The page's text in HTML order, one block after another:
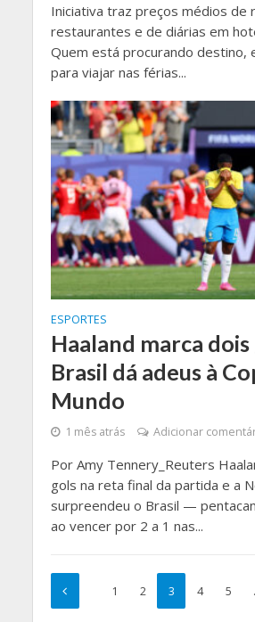
Iniciativa traz preços médios de
restaurantes e de diárias em
Quem está procurando destino,
para viajar nas férias...
ESPORTES
Haaland marca dois
Brasil dá adeus à
Mundo
1 mês atrás Adicionar
Por Amy Tennery_Reuters
gols na reta final da partida e a
surpreendeu o Brasil —
ao vencer por 2 a 1 nas...
1 2 3 4 5